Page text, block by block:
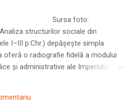
foto:
structurilor sociale din
I–III p.Chr.) depășește simpla
oferă o radiografie fidelă a modului
și administrative ale Imperiului
excepțională a lumii romane
socială dinamică și de o libertate